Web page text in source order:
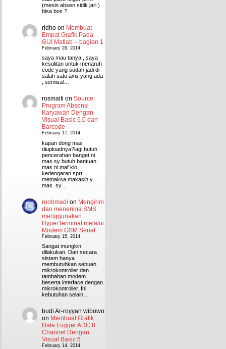
(mesin absen sidik jari )
bisa bos ?
ridho on Membuat
Empat Grafik Pada
GUI Matlab – bagian 1
February 26, 2014
saya mau tanya , saya
kesulitan untuk menaruh
code yang sudah jadi di
salah satu axis yang ada
, semisal…
rosmaiti on Source:
Program Absensi
Karyawan Dengan
Visual Basic 6.0 dan
Barcode
February 17, 2014
kapan dong mas
diuploadnya?lagi butuh
pencerahan banget ni
mas.sy butuh bantuan
mas ni.maf klo
kedengaran sprt
memaksa.makasih y
mas. sy…
roohmadi on Mengirim
dan menerima SMS
menggunakan
HyperTerminal melalui
Modem GSM Serial
February 15, 2014
Sangat mungkin
dilakukan. Dan secara
sistem hanya
membutuhkan sebuah
mikrokontroller dan
tambahan modem
beserta interface dengan
mikrokontroller. Ini
kebutuhan selain…
budi Ar-royyan wibowo
on Membuat Grafik
Data Logger ADC 8
Channel Dengan
Visual Basic 6
February 14, 2014